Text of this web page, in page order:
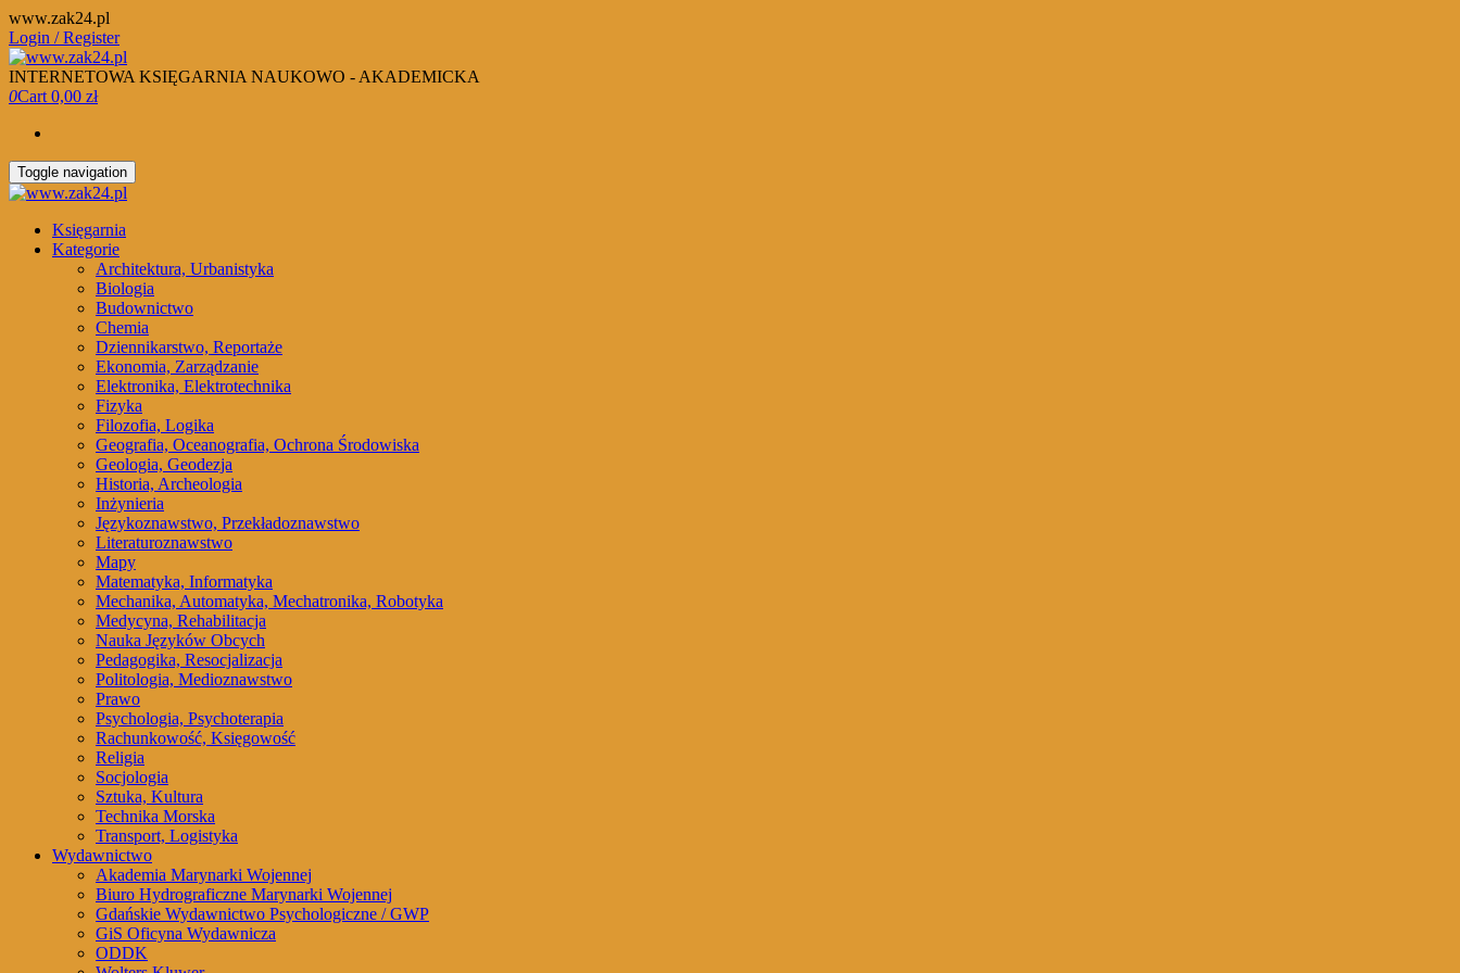
Skip
to
the
content
www.zak24.pl
Login / Register
INTERNETOWA KSIĘGARNIA NAUKOWO - AKADEMICKA
0Cart 0,00 zł
Toggle navigation
Księgarnia
Kategorie
Architektura, Urbanistyka
Biologia
Budownictwo
Chemia
Dziennikarstwo, Reportaże
Ekonomia, Zarządzanie
Elektronika, Elektrotechnika
Fizyka
Filozofia, Logika
Geografia, Oceanografia, Ochrona Środowiska
Geologia, Geodezja
Historia, Archeologia
Inżynieria
Językoznawstwo, Przekładoznawstwo
Literaturoznawstwo
Mapy
Matematyka, Informatyka
Mechanika, Automatyka, Mechatronika, Robotyka
Medycyna, Rehabilitacja
Nauka Języków Obcych
Pedagogika, Resocjalizacja
Politologia, Medioznawstwo
Prawo
Psychologia, Psychoterapia
Rachunkowość, Księgowość
Religia
Socjologia
Sztuka, Kultura
Technika Morska
Transport, Logistyka
Wydawnictwo
Akademia Marynarki Wojennej
Biuro Hydrograficzne Marynarki Wojennej
Gdańskie Wydawnictwo Psychologiczne / GWP
GiS Oficyna Wydawnicza
ODDK